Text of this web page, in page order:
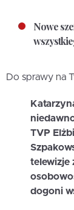
Nowe
Do sprawy na
TVP
telewizje
dogoni